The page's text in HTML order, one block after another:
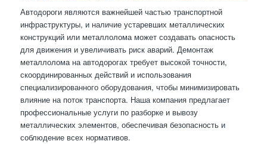
Автодороги являются важнейшей частью транспортной
инфраструктуры, и наличие устаревших металлических
конструкций или металлолома может создавать опасность
для движения и увеличивать риск аварий. Демонтаж
металлолома на автодорогах требует высокой точности,
скоординированных действий и использования
специализированного оборудования, чтобы минимизировать
влияние на поток транспорта. Наша компания предлагает
профессиональные услуги по разборке и вывозу
металлических элементов, обеспечивая безопасность и
соблюдение всех нормативов.